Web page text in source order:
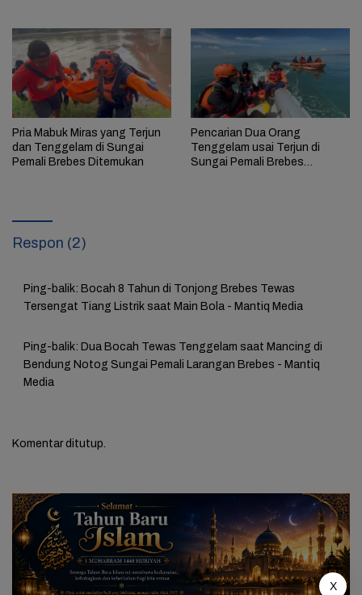
Pria Mabuk Miras yang Terjun
dan Tenggelam di Sungai
Pemali Brebes Ditemukan
Pencarian Dua Orang
Tenggelam usai Terjun di
Sungai Pemali Brebes
Respon (2)
Ping-balik: Bocah 8 Tahun di Tonjong Brebes Tewas
Tersengat Tiang Listrik saat Main Bola - Mantiq Media
Ping-balik: Dua Bocah Tewas Tenggelam saat Mancing di
Bendung Notog Sungai Pemali Larangan Brebes - Mantiq
Media
Komentar ditutup.
X